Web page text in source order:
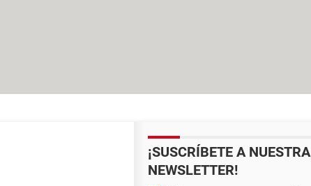
¡SUSCRÍBETE A NUESTRA
NEWSLETTER!